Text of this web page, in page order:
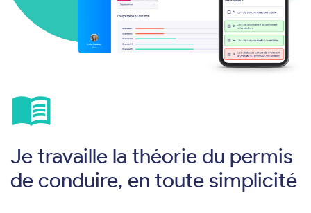
menu_book
Je travaille la théorie du permis
de conduire, en toute simplicité